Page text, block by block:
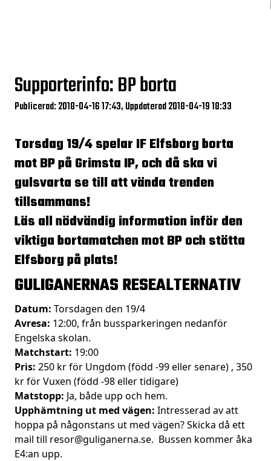
Supporterinfo: BP borta
Publicerad: 2018-04-16 17:43, Uppdaterad 2018-04-19 18:33
Torsdag 19/4 spelar IF Elfsborg borta
mot BP på Grimsta IP, och då ska vi
gulsvarta se till att vända trenden
tillsammans!
Läs all nödvändig information inför den
viktiga bortamatchen mot BP och stötta
Elfsborg på plats!
GULIGANERNAS RESEALTERNATIV
Datum: Torsdagen den 19/4
Avresa: 12:00, från bussparkeringen nedanför
Engelska skolan.
Matchstart: 19:00
Pris: 250 kr för Ungdom (född -99 eller senare) , 350
kr för Vuxen (född -98 eller tidigare)
Matstopp: Ja, både upp och hem.
Upphämtning ut med vägen: Intresserad av att
hoppa på någonstans ut med vägen? Skicka då ett
mail till resor@guliganerna.se. Bussen kommer åka
E4:an upp.